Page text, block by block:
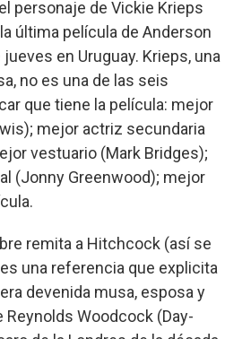
personaje de Vickie Krieps
última película de Anderson
en Uruguay. Krieps, una
no es una de las seis
que tiene la película: mejor
mejor actriz secundaria
vestuario (Mark Bridges);
(Jonny Greenwood); mejor
remita a Hitchcock (así se
una referencia que explicita
devenida musa, esposa y
Woodcock (Day-